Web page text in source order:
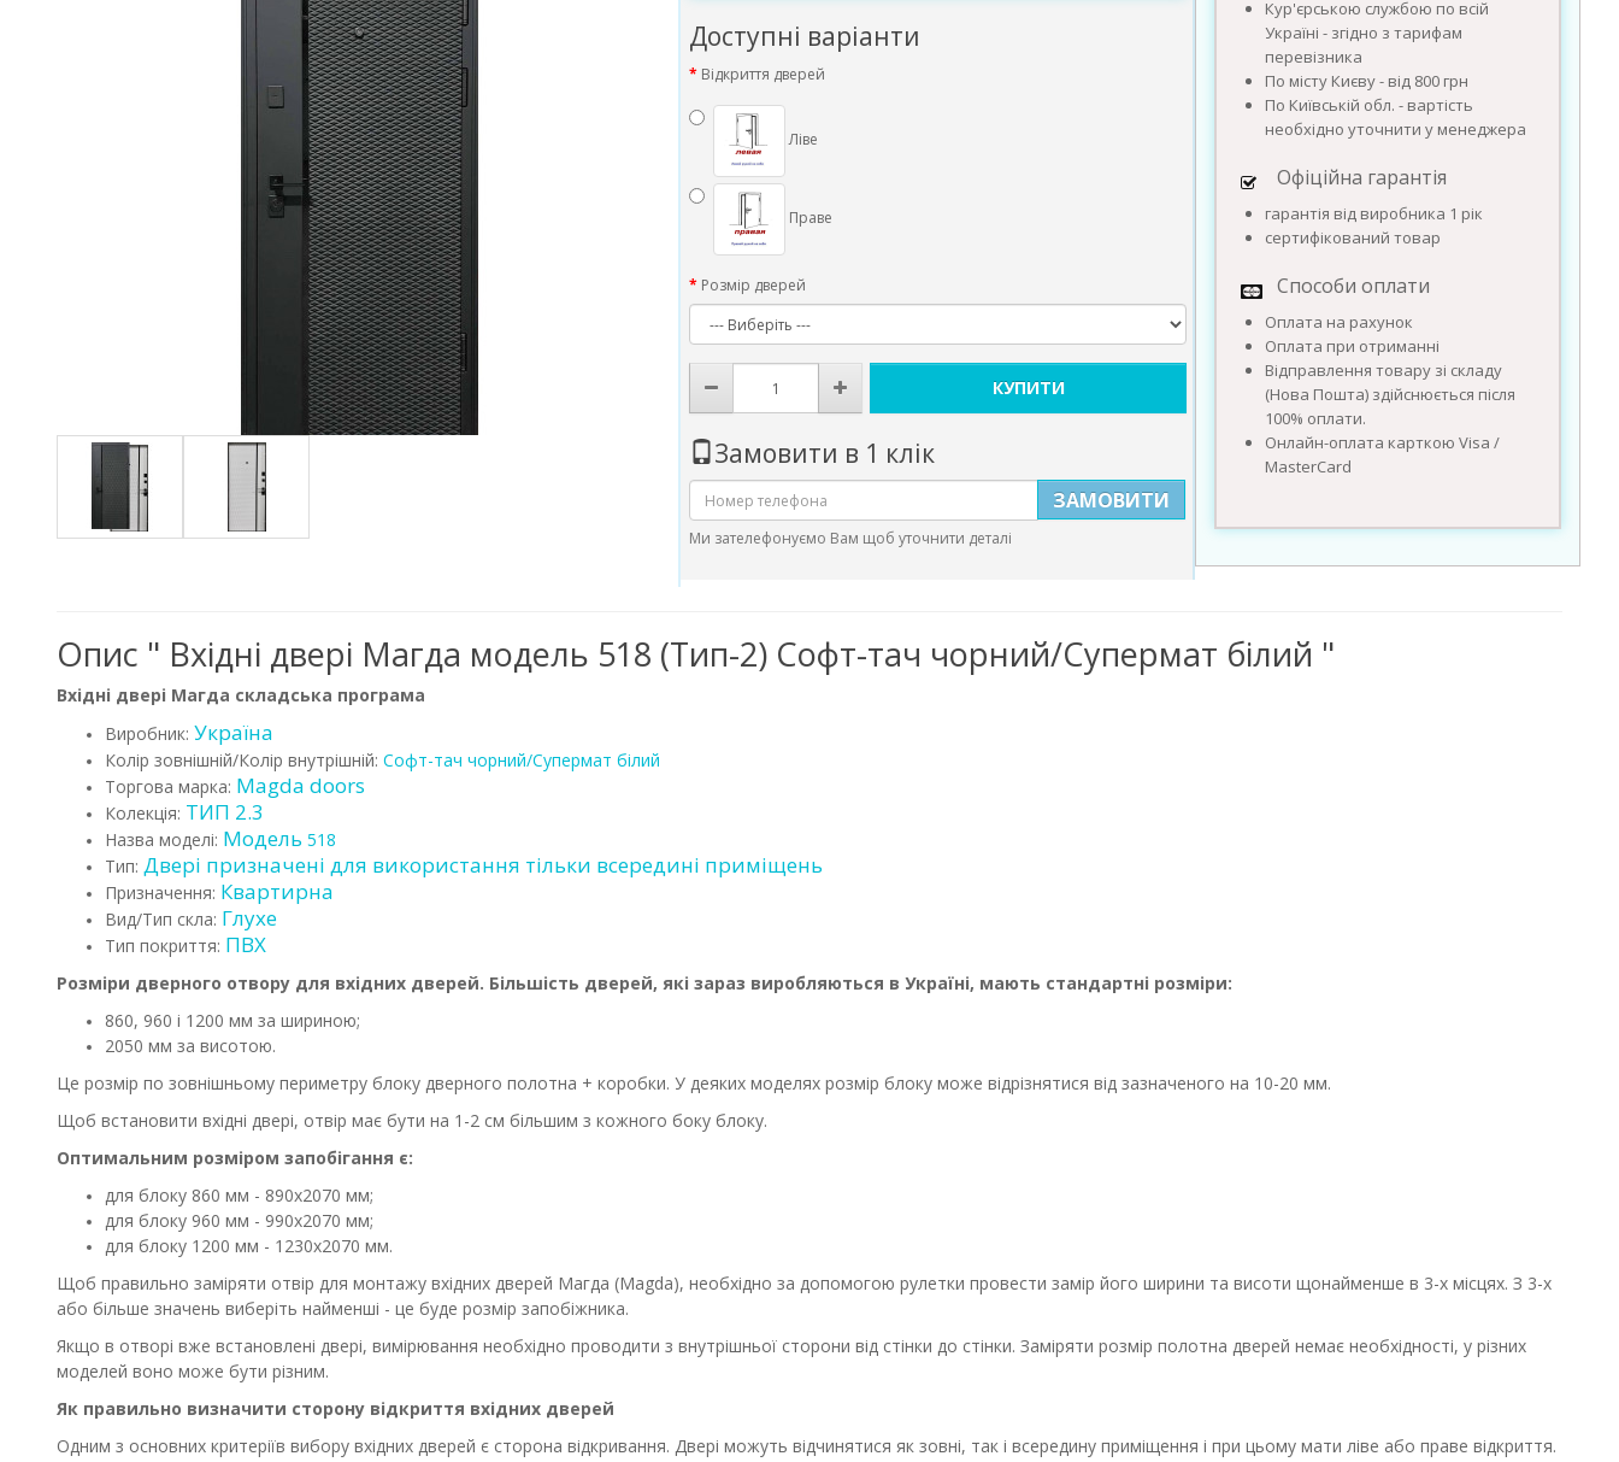
Доступні варіанти
Відкриття дверей
Ліве
Праве
Розмір дверей
КУПИТИ
Замовити в 1 клік
ЗАМОВИТИ
Ми зателефонуємо Вам щоб уточнити деталі
Кур'єрською службою по всій
Україні - згідно з тарифам
перевізника
По місту Києву - від 800 грн
По Київській обл. - вартість
необхідно уточнити у менеджера
Офіційна гарантія
гарантія від виробника 1 рік
сертифікований товар
Способи оплати
Оплата на рахунок
Оплата при отриманні
Відправлення товару зі складу
(Нова Пошта) здійснюється після
100% оплати.
Онлайн-оплата карткою Visa /
MasterCard
Опис " Вхідні двері Магда модель 518 (Тип-2) Софт-тач чорний/Супермат білий "
Вхідні двері Магда складська програма
Виробник: Україна
Колір зовнішній/Колір внутрішній: Софт-тач чорний/Супермат білий
Торгова марка: Magda doors
Колекція: ТИП 2.3
Назва моделі: Модель 518
Тип: Двері призначені для використання тільки всередині приміщень
Призначення: Квартирна
Вид/Тип скла: Глухе
Тип покриття: ПВХ
Розміри дверного отвору для вхідних дверей. Більшість дверей, які зараз виробляються в Україні, мають стандартні розміри:
860, 960 і 1200 мм за шириною;
2050 мм за висотою.
Це розмір по зовнішньому периметру блоку дверного полотна + коробки. У деяких моделях розмір блоку може відрізнятися від зазначеного на 10-20 мм.
Щоб встановити вхідні двері, отвір має бути на 1-2 см більшим з кожного боку блоку.
Оптимальним розміром запобігання є:
для блоку 860 мм - 890х2070 мм;
для блоку 960 мм - 990х2070 мм;
для блоку 1200 мм - 1230х2070 мм.
Щоб правильно заміряти отвір для монтажу вхідних дверей Магда (Magda), необхідно за допомогою рулетки провести замір його ширини та висоти щонайменше в 3-х місцях. З 3-х
або більше значень виберіть найменші - це буде розмір запобіжника.
Якщо в отворі вже встановлені двері, вимірювання необхідно проводити з внутрішньої сторони від стінки до стінки. Заміряти розмір полотна дверей немає необхідності, у різних
моделей воно може бути різним.
Як правильно визначити сторону відкриття вхідних дверей
Одним з основних критеріїв вибору вхідних дверей є сторона відкривання. Двері можуть відчинятися як зовні, так і всередину приміщення і при цьому мати ліве або праве відкриття.